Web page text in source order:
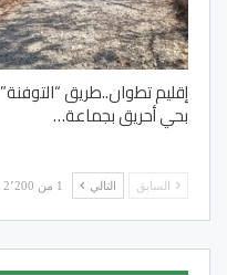
إقليم تطوان..طريق “التوفنة”
بحي أحريق بجماعة…
السابق التالي 1 من 2٬200